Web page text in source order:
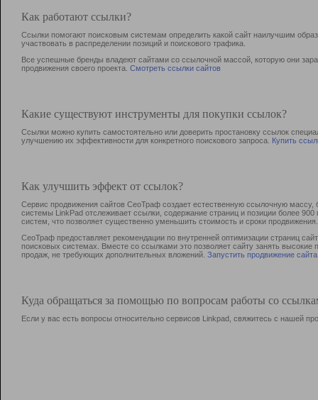
Как работают ссылки?
Ссылки помогают поисковым системам определить какой сайт наилучшим
участвовать в раcпределении позиций и поискового трафика.
Все успешные бренды владеют сайтами со ссылочной массой, которую они
продвижения своего проекта. Смотреть ссылки сайтов
Какие существуют инструменты для покупки ссылок?
Ссылки можно купить самостоятельно или доверить простановку ссылок
улучшению их эффективности для конкретного поискового запроса. Купить
Как улучшить эффект от ссылок?
Сервис продвижения сайтов СеоТраф создает естественную ссылочную
системы LinkPad отслеживает ссылки, содержание страниц и позиции более
систем, что позволяет существенно уменьшить стоимость и сроки продвижения.
СеоТраф предоставляет рекомендации по внутренней оптимизации страниц
поисковых системах. Вместе со ссылками это позволяет сайту занять
продаж, не требующих дополнительных вложений. Запустить продвижение сайта
Куда обращаться за помощью по вопросам работы со
Если у вас есть вопросы относительно сервисов Linkpad, свяжитесь с нашей